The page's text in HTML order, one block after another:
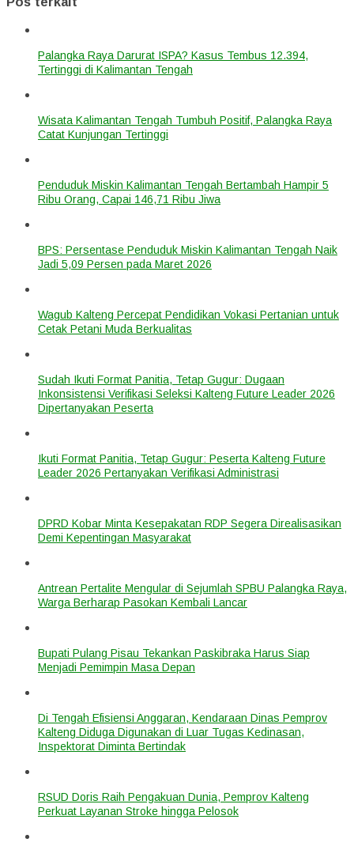
Palangka Raya Darurat ISPA? Kasus Tembus 12.394,
Tertinggi di Kalimantan Tengah
Wisata Kalimantan Tengah Tumbuh Positif, Palangka Raya
Catat Kunjungan Tertinggi
Penduduk Miskin Kalimantan Tengah Bertambah Hampir 5
Ribu Orang, Capai 146,71 Ribu Jiwa
BPS: Persentase Penduduk Miskin Kalimantan Tengah Naik
Jadi 5,09 Persen pada Maret 2026
Wagub Kalteng Percepat Pendidikan Vokasi Pertanian untuk
Cetak Petani Muda Berkualitas
Sudah Ikuti Format Panitia, Tetap Gugur: Dugaan
Inkonsistensi Verifikasi Seleksi Kalteng Future Leader 2026
Dipertanyakan Peserta
Ikuti Format Panitia, Tetap Gugur: Peserta Kalteng Future
Leader 2026 Pertanyakan Verifikasi Administrasi
DPRD Kobar Minta Kesepakatan RDP Segera Direalisasikan
Demi Kepentingan Masyarakat
Antrean Pertalite Mengular di Sejumlah SPBU Palangka Raya,
Warga Berharap Pasokan Kembali Lancar
Bupati Pulang Pisau Tekankan Paskibraka Harus Siap
Menjadi Pemimpin Masa Depan
Di Tengah Efisiensi Anggaran, Kendaraan Dinas Pemprov
Kalteng Diduga Digunakan di Luar Tugas Kedinasan,
Inspektorat Diminta Bertindak
RSUD Doris Raih Pengakuan Dunia, Pemprov Kalteng
Perkuat Layanan Stroke hingga Pelosok